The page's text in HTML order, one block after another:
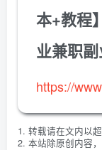
本+教程
业兼职
https://
1. 转载请在文内以
2. 本站除原创内容